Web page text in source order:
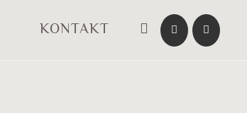
KONTAKT